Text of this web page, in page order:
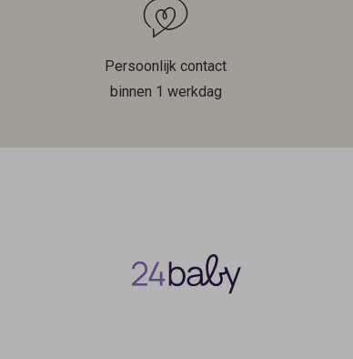
Persoonlijk contact
binnen 1 werkdag